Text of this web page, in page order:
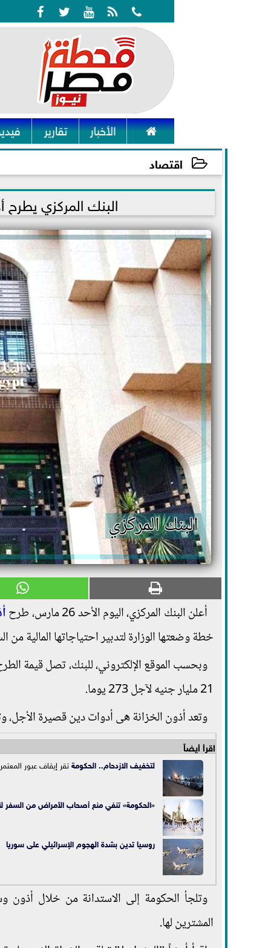
    
 الأخبار تقارير
اقتصاد
2023-03-26 11:29:54 البنك المركزي يطرح أذون
البنك المركزي
أعلن البنك المركزي، اليوم الأحد 26 مارس، طرح
خطة وضعتها الوزارة لتدبير احتياجاتها المالية من
21 مليار جنيه لآجل 273 يوما.
وتعد أذون الخزانة هى أدوات دين قصيرة الأجل، وتتراوح
اقرأ أيضاً
لتخفيف الازدحام..الحكومةتقر إيقاف عبور
«الحكومة» تنفي منع أصحاب الأمراض من السفر
روسيا تدين بشدة الهجوم الإسرائيلي على سوريا
وتلجأ الحكومة إلى الاستدانة من خلال أذون
المشترين لها.